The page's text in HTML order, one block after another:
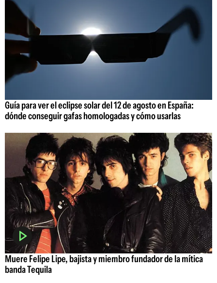
Guía para ver el eclipse solar del 12 de agosto en España:
dónde conseguir gafas homologadas y cómo usarlas
Muere Felipe Lipe, bajista y miembro fundador de la mítica
banda Tequila